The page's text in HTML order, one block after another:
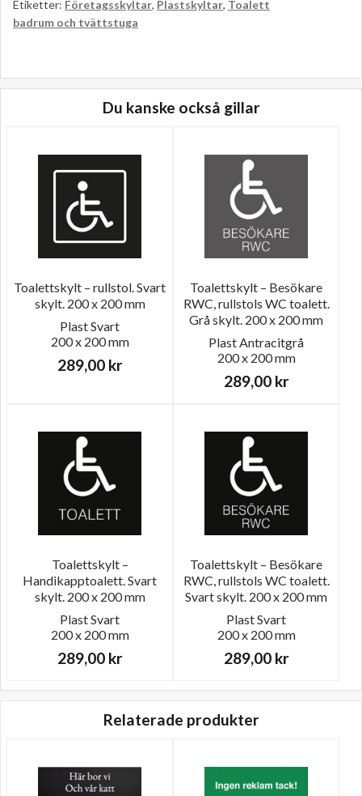
200
x
mängd
Etiketter: Företagsskyltar, Plastskyltar, Toalett
badrum och tvättstuga
Du kanske också gillar
Toalettskylt – rullstol. Svart
skylt. 200 x 200 mm
PlastSvart
200 x 200 mm
289,00 kr
Toalettskylt – Besökare
RWC, rullstols WC toalett.
Grå skylt. 200 x 200 mm
Plast Antracitgrå
200 x 200 mm
289,00 kr
Toalettskylt –
Handikapptoalett. Svart
skylt. 200 x 200 mm
PlastSvart
200 x 200 mm
289,00 kr
Toalettskylt – Besökare
RWC, rullstols WC toalett.
Svart skylt. 200 x 200 mm
PlastSvart
200 x 200 mm
289,00 kr
Relaterade produkter